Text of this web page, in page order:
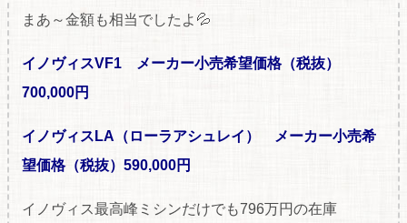
まあ～金額も相当でしたよ💦
イノヴィスVF1 メーカー小売希望価格（税抜）
700,000円
イノヴィスLA（ローラアシュレイ） メーカー小売希
望価格（税抜）590,000円
イノヴィス最高峰ミシンだけでも796万円の在庫